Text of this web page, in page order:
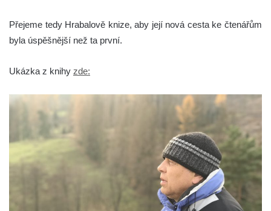
Přejeme tedy Hrabalově knize, aby její nová cesta ke čtenářům
byla úspěšnější než ta první.
Ukázka z knihy zde: